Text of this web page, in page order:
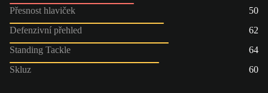
Přesnost hlaviček
50
Defenzivní přehled
62
Standing Tackle
64
Skluz
60